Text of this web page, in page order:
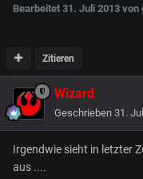
Bearbeitet 31. Juli 2013 von
Zitieren
Wizard
Geschrieben 31.
Irgendwie sieht in letzter
aus ....